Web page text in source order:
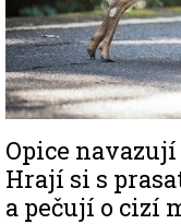
Opice
Hrají si s
a pečují o cizí